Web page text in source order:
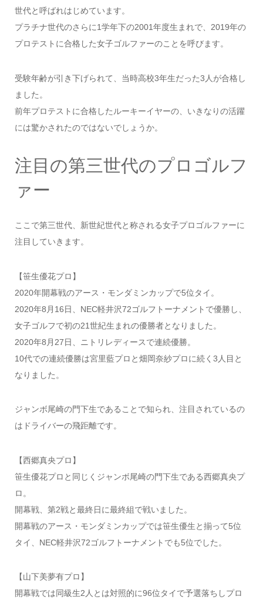
世代と呼ばれはじめています。
プラチナ世代のさらに1学年下の2001年度生まれで、2019年の
プロテストに合格した女子ゴルファーのことを呼びます。
受験年齢が引き下げられて、当時高校3年生だった3人が合格し
ました。
前年プロテストに合格したルーキーイヤーの、いきなりの活躍
には驚かされたのではないでしょうか。
注目の第三世代のプロゴルフ
ァー
ここで第三世代、新世紀世代と称される女子プロゴルファーに
注目していきます。
【笹生優花プロ】
2020年開幕戦のアース・モンダミンカップで5位タイ。
2020年8月16日、NEC軽井沢72ゴルフトーナメントで優勝し、
女子ゴルフで初の21世紀生まれの優勝者となりました。
2020年8月27日、ニトリレディースで連続優勝。
10代での連続優勝は宮里藍プロと畑岡奈紗プロに続く3人目と
なりました。
ジャンボ尾崎の門下生であることで知られ、注目されているの
はドライバーの飛距離です。
【西郷真央プロ】
笹生優花プロと同じくジャンボ尾崎の門下生である西郷真央プ
ロ。
開幕戦、第2戦と最終日に最終組で戦いました。
開幕戦のアース・モンダミンカップでは笹生優生と揃って5位
タイ、NEC軽井沢72ゴルフトーナメントでも5位でした。
【山下美夢有プロ】
開幕戦では同級生2人とは対照的に96位タイで予選落ちしプロ